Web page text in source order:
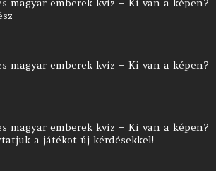
magyar emberek kvíz – Ki van a képen?
magyar emberek kvíz – Ki van a képen?
a játékot új kérdésekkel!